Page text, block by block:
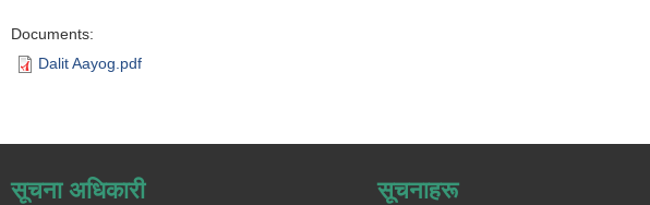
Documents:
Dalit Aayog.pdf
सूचना अधिकारी सूचनाहरू